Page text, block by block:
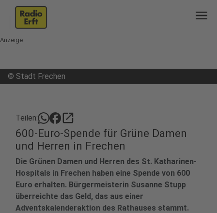
menu
Anzeige
© Stadt Frechen
Teilen: open_in_new
600-Euro-Spende für Grüne Damen
und Herren in Frechen
Die Grünen Damen und Herren des St. Katharinen-
Hospitals in Frechen haben eine Spende von 600
Euro erhalten. Bürgermeisterin Susanne Stupp
überreichte das Geld, das aus einer
Adventskalenderaktion des Rathauses stammt.